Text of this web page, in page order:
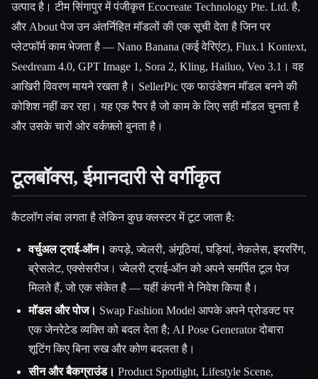
उत्पाद है। टीम सिंगापुर में पंजीकृत Ecocreate Technology Pte. Ltd. है,
और About पेज उन अंतर्निहित मॉडलों की एक सूची देता है जिन पर
प्लेटफॉर्म काम भेजता है — Nano Banana (कई वेरिएंट), Flux.1 Kontext,
Seedream 4.0, GPT Image 1, Sora 2, Kling, Hailuo, Veo 3.1। वह
आखिरी विवरण मायने रखता है। SellerPic एक फाउंडेशन मॉडल बनने की
कोशिश नहीं कर रहा। यह एक रैपर है जो काम के लिए सही मॉडल चुनता है
और उसके चारों ओर वर्कफ़्लो बुनता है।
टूलबॉक्स, ईमानदारी से वर्गीकृत
कैटलॉग लंबा लगता है लेकिन कुछ क्लस्टर में टूट जाता है:
वर्चुअल ट्राई-ऑन। कपड़े, ज्वेलरी, अंगूठियां, घड़ियां, नेकलेस, इयररिंग,
ब्रेसलेट, एक्सेसरीज। ज्वेलरी ट्राई-ऑन को अपने समर्पित टूल पेज
मिलते हैं, जो एक संकेत है — यहीं कंपनी ने निवेश किया है।
मॉडल और पोज। Swap Fashion Model आपके अपने प्रोडक्ट पर
एक जेनरेटेड व्यक्ति को बदल देता है; AI Pose Generator दोबारा
शूटिंग किए बिना रुख और कोण बदलता है।
सीन और बैकग्राउंड। Product Spotlight, Lifestyle Scene,